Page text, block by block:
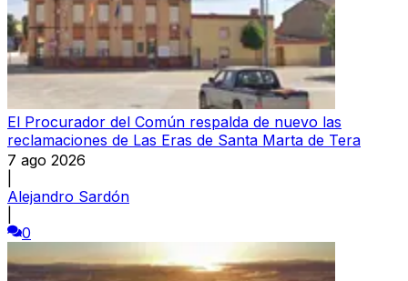
El Procurador del Común respalda de nuevo las
reclamaciones de Las Eras de Santa Marta de Tera
7 ago 2026
Alejandro Sardón
0